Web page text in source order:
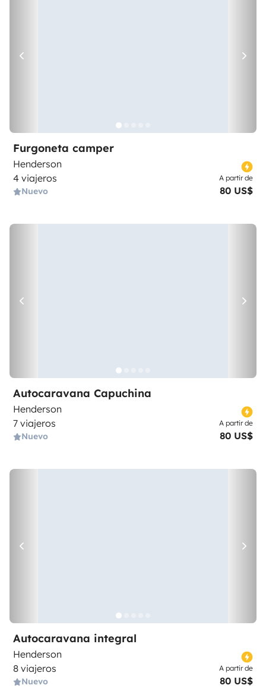
Furgoneta camper
Henderson
4 viajeros
Nuevo
A partir de
80 US$
Autocaravana Capuchina
Henderson
7 viajeros
Nuevo
A partir de
80 US$
Autocaravana integral
Henderson
8 viajeros
Nuevo
A partir de
80 US$